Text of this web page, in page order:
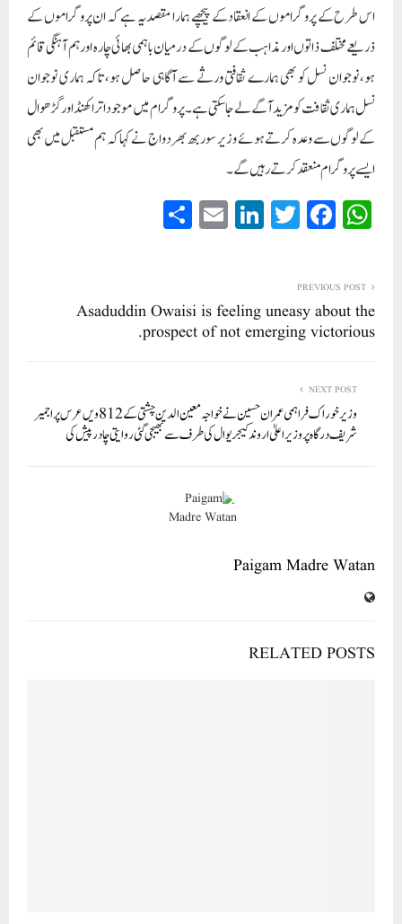
اس طرح کے پروگراموں کے انعقاد کے پیچھے ہمارا مقصد یہ ہے کہ ان پروگراموں کے
ذریعے مختلف ذاتوں اور مذاہب کے لوگوں کے درمیان باہمی بھائی چارہ اور ہم آہنگی قائم
ہو، نوجوان نسل کو بھی ہمارے ثقافتی ورثے سے آگاہی حاصل ہو، تاکہ ہماری نوجوان
نسل ہماری ثقافت کو مزید آگے لے جا سکتی ہے۔پروگرام میں موجود اتراکھنڈ اور گڑھوال
کے لوگوں سے وعدہ کرتے ہوئے وزیر سوربھ بھردواج نے کہا کہ ہم مستقبل میں بھی
ایسے پروگرام منعقد کرتے رہیں گے۔
W
ha
A
pp
Fa
ce
ok
T
wi
r
Li
nk
In
E
m
PREVIOUS POST
Asaduddin Owaisi is feeling uneasy about the
prospect of not emerging victorious.
NEXT POST
وزیر خوراک فراہمی عمران حسین نے خواجہ معین الدین چشتی کے 812 ویں عرس پر اجمیر
شریف درگاہ پر وزیراعلیٰ اروند کیجریوال کی طرف سے بھیجی گئی روایتی چادر پیش کی
Paigam Madre Watan
RELATED POSTS